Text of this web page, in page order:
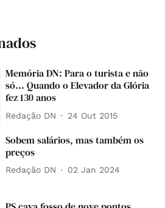
Memória DN: Para o turista e não
só... Quando o Elevador da Glória
fez 130 anos
Redação DN 24 Out 2015
Sobem salários, mas também os
preços
Redação DN 02 Jan 2024